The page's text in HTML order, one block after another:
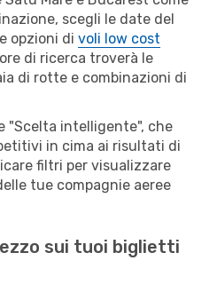
scegli le date del
opzioni di voli low cost
di ricerca troverà le
di rotte e combinazioni di
"Scelta intelligente", che
in cima ai risultati di
filtri per visualizzare
tue compagnie aeree
sui tuoi biglietti